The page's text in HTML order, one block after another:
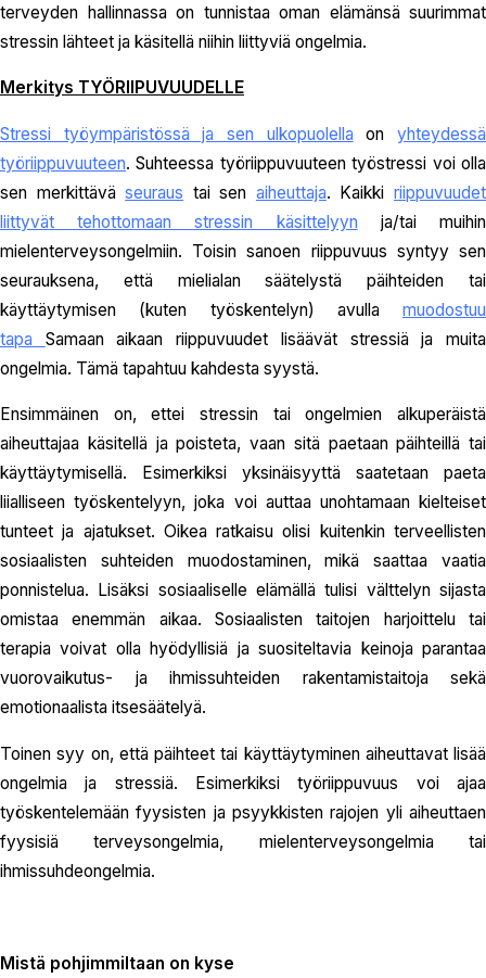
terveyden hallinnassa on tunnistaa oman elämänsä suurimmat
stressin lähteet ja käsitellä niihin liittyviä ongelmia.
Merkitys TYÖRIIPUVUUDELLE
Stressi työympäristössä ja sen ulkopuolella onyhteydessä
työriippuvuuteen. Suhteessa työriippuvuuteen työstressi voi olla
sen merkittäväseuraus tai sen aiheuttaja. Kaikkiriippuvuudet
liittyvät tehottomaan stressin käsittelyyn ja/tai muihin
mielenterveysongelmiin. Toisin sanoen riippuvuus syntyy sen
seurauksena, että mielialan säätelystä päihteiden tai
käyttäytymisen (kuten työskentelyn) avulla muodostuu
tapa Samaan aikaan riippuvuudet lisäävät stressiä ja muita
ongelmia. Tämä tapahtuu kahdesta syystä.
Ensimmäinen on, ettei stressin tai ongelmien alkuperäistä
aiheuttajaa käsitellä ja poisteta, vaan sitä paetaan päihteillä tai
käyttäytymisellä. Esimerkiksi yksinäisyyttä saatetaan paeta
liialliseen työskentelyyn, joka voi auttaa unohtamaan kielteiset
tunteet ja ajatukset. Oikea ratkaisu olisi kuitenkin terveellisten
sosiaalisten suhteiden muodostaminen, mikä saattaa vaatia
ponnistelua. Lisäksi sosiaaliselle elämällä tulisi välttelyn sijasta
omistaa enemmän aikaa. Sosiaalisten taitojen harjoittelu tai
terapia voivat olla hyödyllisiä ja suositeltavia keinoja parantaa
vuorovaikutus- ja ihmissuhteiden rakentamistaitoja sekä
emotionaalista itsesäätelyä.
Toinen syy on, että päihteet tai käyttäytyminen aiheuttavat lisää
ongelmia ja stressiä. Esimerkiksi työriippuvuus voi ajaa
työskentelemään fyysisten ja psyykkisten rajojen yli aiheuttaen
fyysisiä terveysongelmia, mielenterveysongelmia tai
ihmissuhdeongelmia.
Mistä pohjimmiltaan on kyse